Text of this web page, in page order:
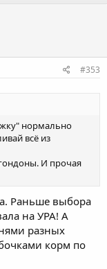
#353
нормально
всё из
И прочая
Раньше выбора
на УРА! А
разных
корм по